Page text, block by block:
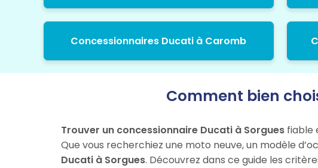
Concessionnaires Ducati à Caromb
Comment bien
Trouver un concessionnaire Ducati à Sorgues fiable
Que vous recherchiez une moto neuve, un modèle
Ducati à Sorgues. Découvrez dans ce guide les